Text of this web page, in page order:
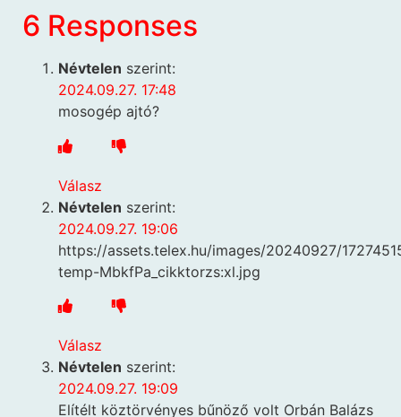
6 Responses
Névtelen szerint:
2024.09.27. 17:48
mosogép ajtó?
Válasz
Névtelen szerint:
2024.09.27. 19:06
https://assets.telex.hu/images/20240927/
temp-MbkfPa_cikktorzs:xl.jpg
Válasz
Névtelen szerint:
2024.09.27. 19:09
Elítélt köztörvényes bűnöző volt Orbán Balázs